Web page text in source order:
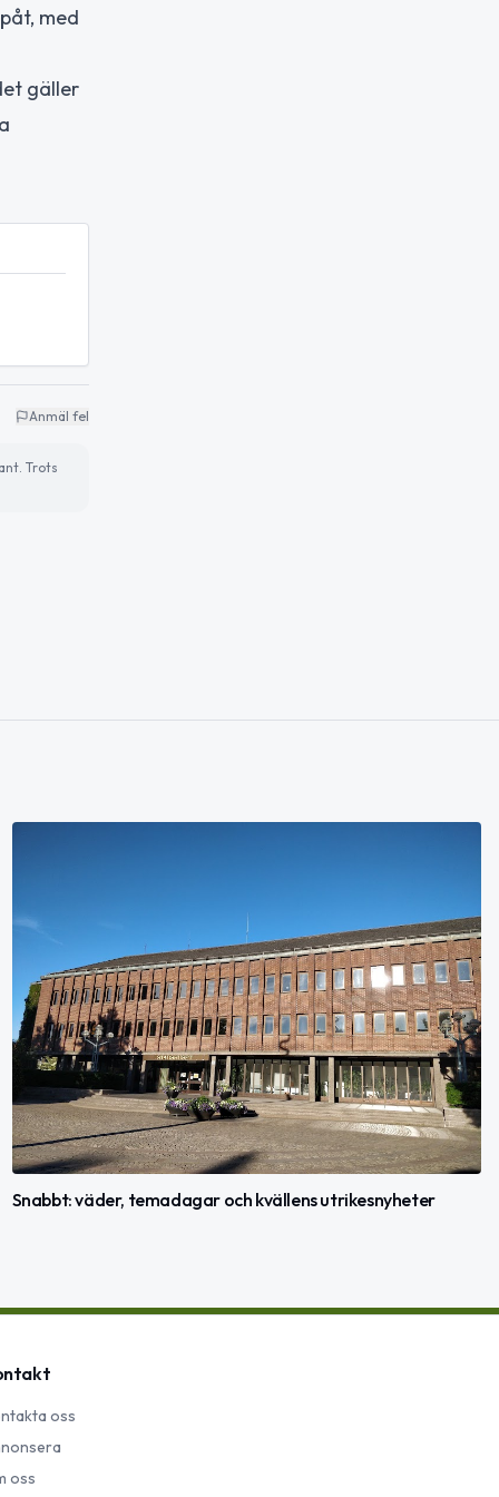
med
gäller
Anmäl fel
Trots
Snabbt: väder, temadagar och kvällens utrikesnyheter
oss
oss